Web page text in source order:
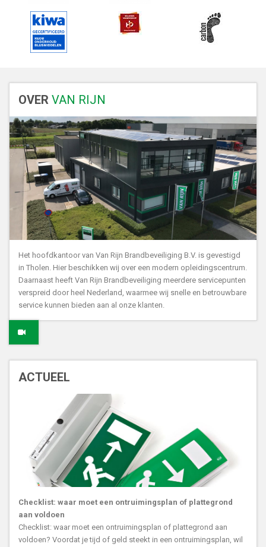
OVER VAN RIJN
Het hoofdkantoor van Van Rijn Brandbeveiliging B.V. is gevestigd
in Tholen. Hier beschikken wij over een modern opleidingscentrum.
Daarnaast heeft Van Rijn Brandbeveiliging meerdere servicepunten
verspreid door heel Nederland, waarmee wij snelle en betrouwbare
service kunnen bieden aan al onze klanten.
ACTUEEL
Checklist: waar moet een ontruimingsplan of plattegrond
aan voldoen
Checklist: waar moet een ontruimingsplan of plattegrond aan
voldoen? Voordat je tijd of geld steekt in een ontruimingsplan, wil